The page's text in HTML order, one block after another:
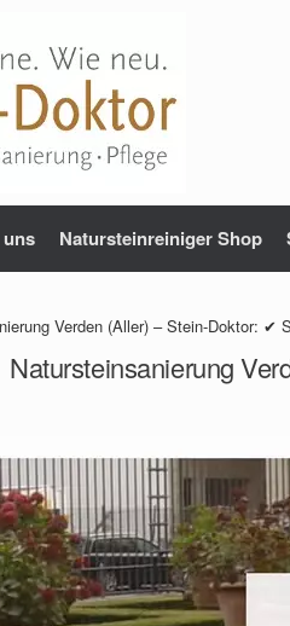
Natursteinreiniger Shop
Verden (Aller) – Stein-Doktor: ✔
Natursteinsanierung